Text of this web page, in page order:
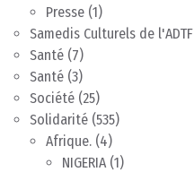
Presse (1)
Samedis Culturels de l'ADTF
Santé (7)
Santé (3)
Société (25)
Solidarité (535)
Afrique. (4)
NIGERIA (1)